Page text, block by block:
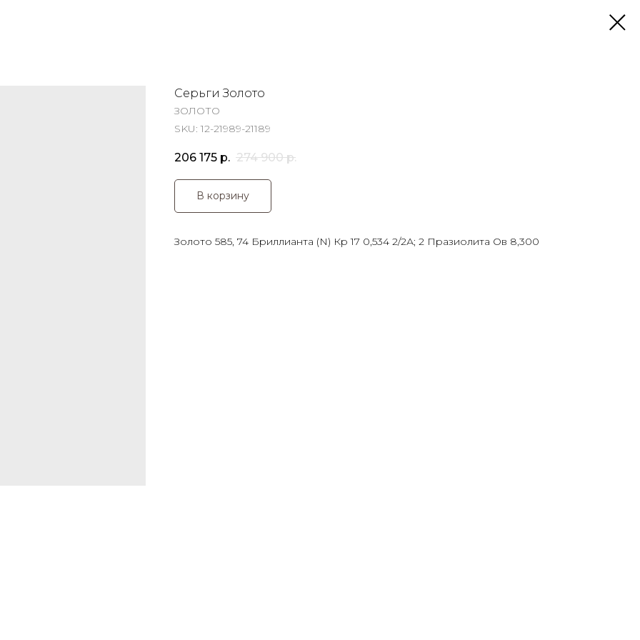
Серьги Золото
ЗОЛОТО
SKU: 12-21989-21189
206 175 р. 274 900 р.
В корзину
Золото 585, 74 Бриллианта (N) Кр 17 0,534 2/2А; 2 Празиолита Ов 8,300